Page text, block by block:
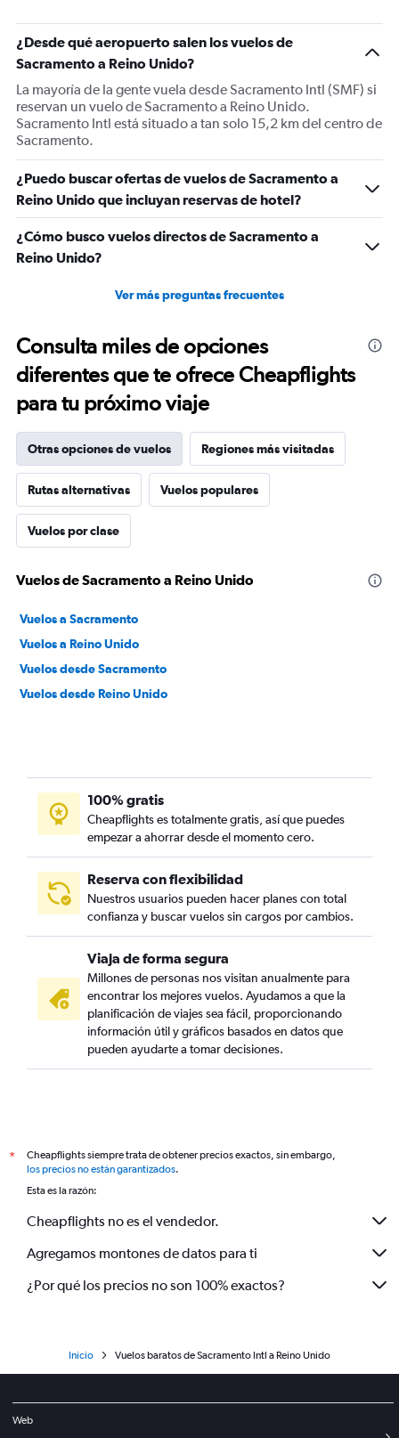
Y
axis
displaying
values.
Range:
0
to
¿Desde qué aeropuerto salen los vuelos de
Sacramento a Reino Unido?
La mayoría de la gente vuela desde Sacramento Intl (SMF) si
reservan un vuelo de Sacramento a Reino Unido.
Sacramento Intl está situado a tan solo 15,2 km del centro de
Sacramento.
¿Puedo buscar ofertas de vuelos de Sacramento a
Reino Unido que incluyan reservas de hotel?
¿Cómo busco vuelos directos de Sacramento a
Reino Unido?
Ver más preguntas frecuentes
Consulta miles de opciones
diferentes que te ofrece Cheapflights
para tu próximo viaje
Otras opciones de vuelos Regiones más visitadas
Rutas alternativas Vuelos populares
Vuelos por clase
Vuelos de Sacramento a Reino Unido
Vuelos a Sacramento
Vuelos a Reino Unido
Vuelos desde Sacramento
Vuelos desde Reino Unido
100% gratis
Cheapflights es totalmente gratis, así que puedes
empezar a ahorrar desde el momento cero.
Reserva con flexibilidad
Nuestros usuarios pueden hacer planes con total
confianza y buscar vuelos sin cargos por cambios.
Viaja de forma segura
Millones de personas nos visitan anualmente para
encontrar los mejores vuelos. Ayudamos a que la
planificación de viajes sea fácil, proporcionando
información útil y gráficos basados en datos que
pueden ayudarte a tomar decisiones.
*
Cheapflights siempre trata de obtener precios exactos, sin embargo,
los precios no están garantizados.
Esta es la razón:
Cheapflights no es el vendedor.
Agregamos montones de datos para ti
¿Por qué los precios no son 100% exactos?
Inicio Vuelos baratos de Sacramento Intl a Reino Unido
Web